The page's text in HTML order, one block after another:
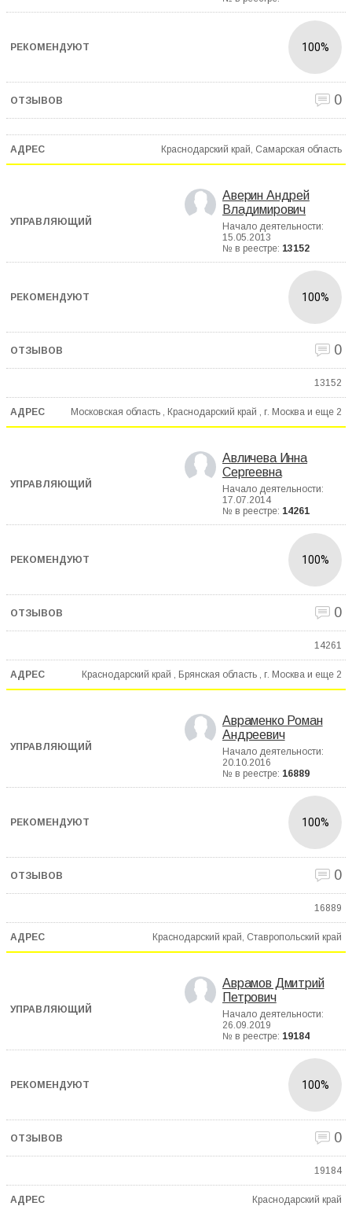
100%
0
Краснодарский край, Самарская область
Аверин Андрей
Владимирович
Начало деятельности:
15.05.2013
№ в реестре: 13152
100%
0
13152
Московская область , Краснодарский край , г. Москва и еще 2
Авличева Инна
Сергеевна
Начало деятельности:
17.07.2014
№ в реестре: 14261
100%
0
14261
Краснодарский край , Брянская область , г. Москва и еще 2
Авраменко Роман
Андреевич
Начало деятельности:
20.10.2016
№ в реестре: 16889
100%
0
16889
Краснодарский край, Ставропольский край
Аврамов Дмитрий
Петрович
Начало деятельности:
26.09.2019
№ в реестре: 19184
100%
0
19184
Краснодарский край